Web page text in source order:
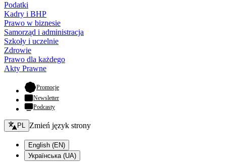
Podatki
Kadry i BHP
Prawo w biznesie
Samorząd i administracja
Szkoły i uczelnie
Zdrowie
Prawo dla każdego
Akty Prawne
Promocje- otwiera się w nowej karcie
Newsletter
Podcasty
Zmień język - bieżący:
PL Zmień język strony
English (EN)
Українська (UA)